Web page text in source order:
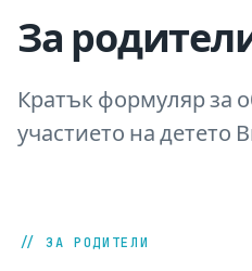
За
Кратък формуляр за
участието на детето
// ЗА РОДИТЕЛИ